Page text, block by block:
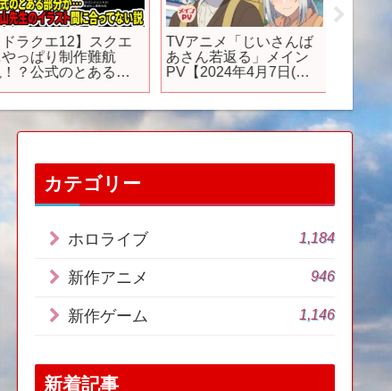
ドラクエ12】スクエ
っぱり制作難航
？公式のとある部
TVアニメ「じいさんば
あさん若返る」メイン
PV【2024年4月7日(日)
達人へ
⚔️⚔️
カテゴリー
ホロライブ 1,184
新作アニメ 946
新作ゲーム 1,146
新着記事